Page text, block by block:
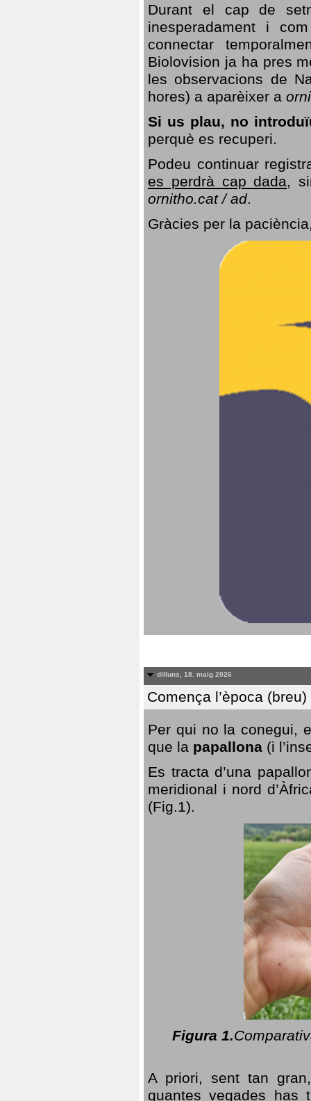
Durant el cap de
inesperadament i
connectar
Biolovision ja ha pres
les observacions de
hores) a aparèixer a
Si us plau, no
perquè es recuperi.
Podeu continuar
es perdrà cap dada,
ornitho.cat / ad.
Gràcies per la
dilluns, 18. maig 2026
Comença l’època
Per qui no la conegui,
que la papallona (i
Es tracta d’una
meridional i nord
(Fig.1).
Figura 1.
A priori, sent tan
quantes vegades has